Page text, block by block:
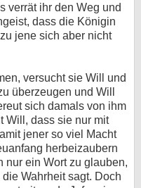
verrät ihr den Weg und
dass die Königin
jene sich aber nicht
versucht sie Will und
überzeugen und Will
sich damals von ihm
Will, dass sie nur mit
jener so viel Macht
herbeizaubern
nur ein Wort zu glauben,
Wahrheit sagt. Doch